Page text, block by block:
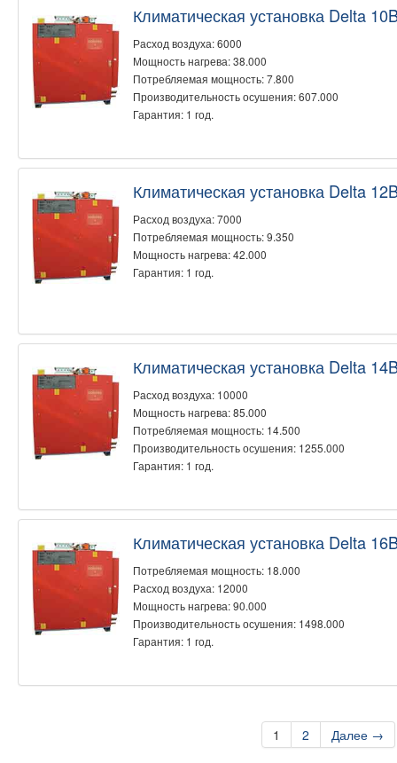
Климатическая установка Delta
Расход воздуха: 6000
Мощность нагрева: 38.000
Потребляемая мощность: 7.800
Производительность осушения: 607.000
Гарантия: 1 год.
Климатическая установка Delta
Расход воздуха: 7000
Потребляемая мощность: 9.350
Мощность нагрева: 42.000
Гарантия: 1 год.
Климатическая установка Delta
Расход воздуха: 10000
Мощность нагрева: 85.000
Потребляемая мощность: 14.500
Производительность осушения: 1255.000
Гарантия: 1 год.
Климатическая установка Delta
Потребляемая мощность: 18.000
Расход воздуха: 12000
Мощность нагрева: 90.000
Производительность осушения: 1498.000
Гарантия: 1 год.
1 2 Далее →